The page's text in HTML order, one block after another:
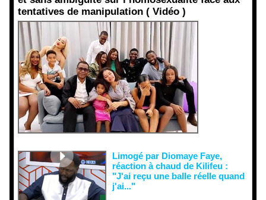
tentatives de manipulation ( Vidéo )
Limogé par Diomaye Faye,
réaction à chaud de Kilifeu :
"J'ai reçu une balle réelle quand
j'ai..."